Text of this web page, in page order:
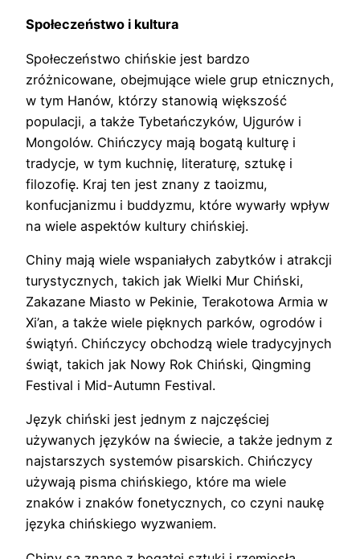
Społeczeństwo i kultura
Społeczeństwo chińskie jest bardzo
zróżnicowane, obejmujące wiele grup etnicznych,
w tym Hanów, którzy stanowią większość
populacji, a także Tybetańczyków, Ujgurów i
Mongolów. Chińczycy mają bogatą kulturę i
tradycje, w tym kuchnię, literaturę, sztukę i
filozofię. Kraj ten jest znany z taoizmu,
konfucjanizmu i buddyzmu, które wywarły wpływ
na wiele aspektów kultury chińskiej.
Chiny mają wiele wspaniałych zabytków i atrakcji
turystycznych, takich jak Wielki Mur Chiński,
Zakazane Miasto w Pekinie, Terakotowa Armia w
Xi’an, a także wiele pięknych parków, ogrodów i
świątyń. Chińczycy obchodzą wiele tradycyjnych
świąt, takich jak Nowy Rok Chiński, Qingming
Festival i Mid-Autumn Festival.
Język chiński jest jednym z najczęściej
używanych języków na świecie, a także jednym z
najstarszych systemów pisarskich. Chińczycy
używają pisma chińskiego, które ma wiele
znaków i znaków fonetycznych, co czyni naukę
języka chińskiego wyzwaniem.